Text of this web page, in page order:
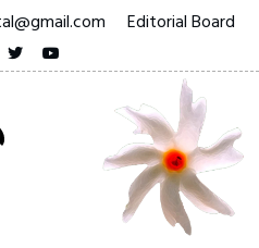
Editorial Board